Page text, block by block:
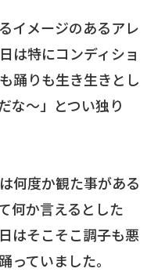
イメージのあるアレ
は特にコンディショ
踊りも生き生きとし
な～」とつい独り
何度か観た事がある
何か言えるとした
はそこそこ調子も悪
っていました。